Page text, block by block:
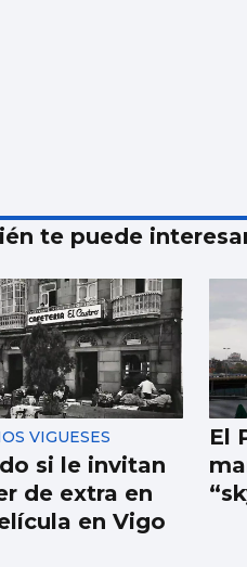
te puede
VIGUESES
si le invitan
de extra en
en Vigo
El